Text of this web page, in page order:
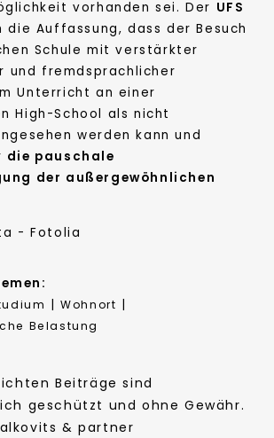
vorhanden sei. Der UFS
Auffassung, dass der Besuch
Schule mit verstärkter
und fremdsprachlicher
Unterricht an einer
High-School als nicht
werden kann und
die pauschale
der außergewöhnlichen
- Fotolia
|Wohnort
Belastung
Beiträge sind
geschützt und ohne Gewähr.
& partner